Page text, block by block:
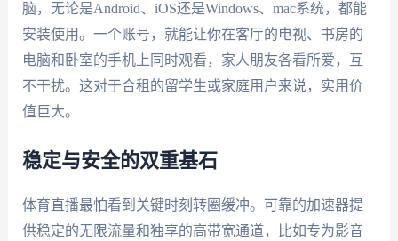
脑，无论是Android、iOS还是Windows、mac系统，都能
安装使用。一个账号，就能让你在客厅的电视、书房的
电脑和卧室的手机上同时观看，家人朋友各看所爱，互
不干扰。这对于合租的留学生或家庭用户来说，实用价
值巨大。
稳定与安全的双重基石
体育直播最怕看到关键时刻转圈缓冲。可靠的加速器提
供稳定的无限流量和独享的高带宽通道，比如专为影音